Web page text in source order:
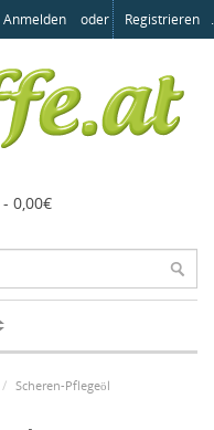
Anmelden oder Registrieren .
0,00€
Scheren-Pflegeöl